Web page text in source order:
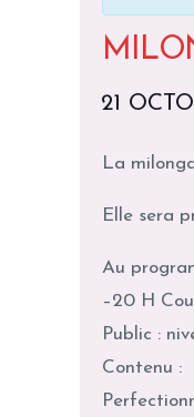
21
La
Elle sera
​Au
–20 H
Public :
Contenu :